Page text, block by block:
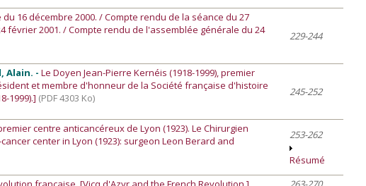
16 décembre 2000. / Compte rendu de la séance du 27
février 2001. / Compte rendu de l'assemblée générale du 24
229-244
Alain. -Le Doyen Jean-Pierre Kernéis (1918-1999), premier
et membre d'honneur de la Société française d'histoire
1999).] (PDF 4303 Ko)
245-252
centre anticancéreux de Lyon (1923). Le Chirurgien
center in Lyon (1923): surgeon Leon Berard and
253-262
Résumé